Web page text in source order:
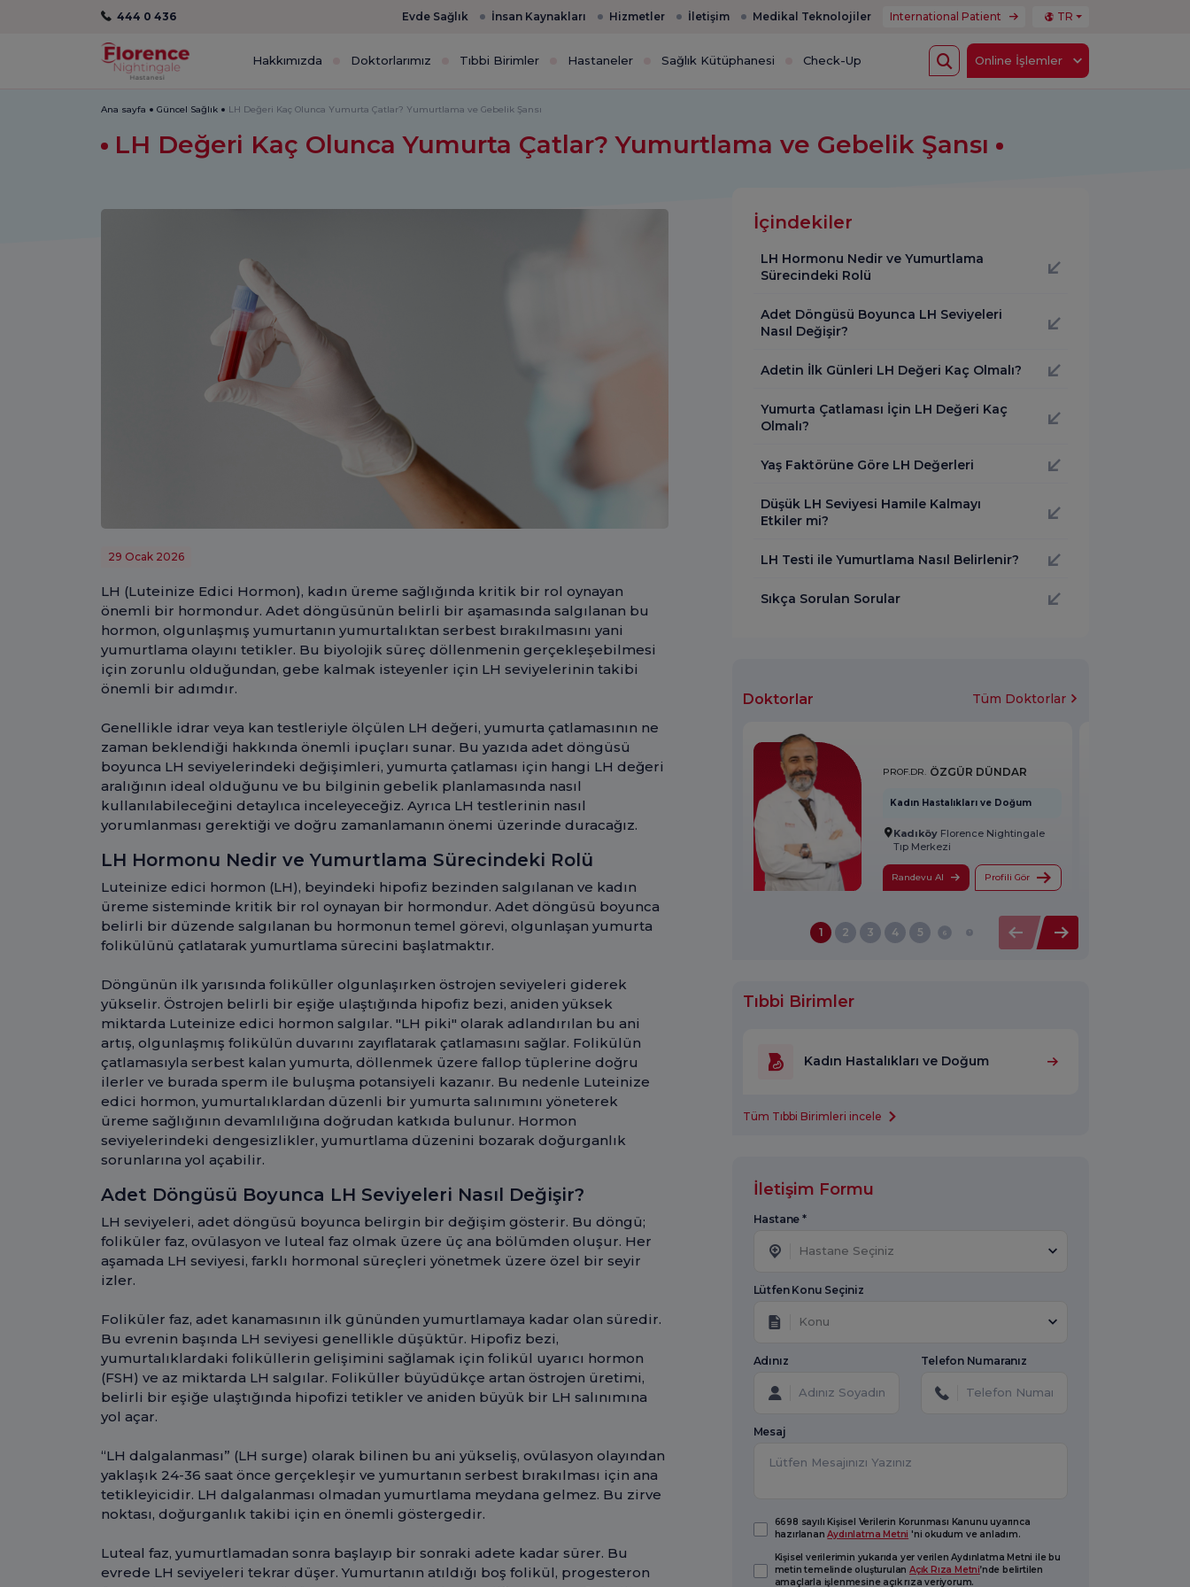
444 0 436 Evde Sağlık İnsan Kaynakları Hizmetler İletişim Medikal Teknolojiler International Patient TR
Hakkımızda Doktorlarımız Tıbbi Birimler Hastaneler Sağlık Kütüphanesi Check-Up Online İşlemler
Ana sayfa Güncel Sağlık LH Değeri Kaç Olunca Yumurta Çatlar? Yumurtlama ve Gebelik Şansı
LH Değeri Kaç Olunca Yumurta Çatlar? Yumurtlama ve Gebelik Şansı
29 Ocak 2026
LH (Luteinize Edici Hormon), kadın üreme sağlığında kritik bir rol oynayan
önemli bir hormondur. Adet döngüsünün belirli bir aşamasında salgılanan bu
hormon, olgunlaşmış yumurtanın yumurtalıktan serbest bırakılmasını yani
yumurtlama olayını tetikler. Bu biyolojik süreç döllenmenin gerçekleşebilmesi
için zorunlu olduğundan, gebe kalmak isteyenler için LH seviyelerinin takibi
önemli bir adımdır.
Genellikle idrar veya kan testleriyle ölçülen LH değeri, yumurta çatlamasının ne
zaman beklendiği hakkında önemli ipuçları sunar. Bu yazıda adet döngüsü
boyunca LH seviyelerindeki değişimleri, yumurta çatlaması için hangi LH değeri
aralığının ideal olduğunu ve bu bilginin gebelik planlamasında nasıl
kullanılabileceğini detaylıca inceleyeceğiz. Ayrıca LH testlerinin nasıl
yorumlanması gerektiği ve doğru zamanlamanın önemi üzerinde duracağız.
LH Hormonu Nedir ve Yumurtlama Sürecindeki Rolü
Luteinize edici hormon (LH), beyindeki hipofiz bezinden salgılanan ve kadın
üreme sisteminde kritik bir rol oynayan bir hormondur. Adet döngüsü boyunca
belirli bir düzende salgılanan bu hormonun temel görevi, olgunlaşan yumurta
folikülünü çatlatarak yumurtlama sürecini başlatmaktır.
Döngünün ilk yarısında foliküller olgunlaşırken östrojen seviyeleri giderek
yükselir. Östrojen belirli bir eşiğe ulaştığında hipofiz bezi, aniden yüksek
miktarda Luteinize edici hormon salgılar. "LH piki" olarak adlandırılan bu ani
artış, olgunlaşmış folikülün duvarını zayıflatarak çatlamasını sağlar. Folikülün
çatlamasıyla serbest kalan yumurta, döllenmek üzere fallop tüplerine doğru
ilerler ve burada sperm ile buluşma potansiyeli kazanır. Bu nedenle Luteinize
edici hormon, yumurtalıklardan düzenli bir yumurta salınımını yöneterek
üreme sağlığının devamlılığına doğrudan katkıda bulunur. Hormon
seviyelerindeki dengesizlikler, yumurtlama düzenini bozarak doğurganlık
sorunlarına yol açabilir.
Adet Döngüsü Boyunca LH Seviyeleri Nasıl Değişir?
LH seviyeleri, adet döngüsü boyunca belirgin bir değişim gösterir. Bu döngü;
foliküler faz, ovülasyon ve luteal faz olmak üzere üç ana bölümden oluşur. Her
aşamada LH seviyesi, farklı hormonal süreçleri yönetmek üzere özel bir seyir
izler.
Foliküler faz, adet kanamasının ilk gününden yumurtlamaya kadar olan süredir.
Bu evrenin başında LH seviyesi genellikle düşüktür. Hipofiz bezi,
yumurtalıklardaki foliküllerin gelişimini sağlamak için folikül uyarıcı hormon
(FSH) ve az miktarda LH salgılar. Foliküller büyüdükçe artan östrojen üretimi,
belirli bir eşiğe ulaştığında hipofizi tetikler ve aniden büyük bir LH salınımına
yol açar.
“LH dalgalanması” (LH surge) olarak bilinen bu ani yükseliş, ovülasyon olayından
yaklaşık 24-36 saat önce gerçekleşir ve yumurtanın serbest bırakılması için ana
tetikleyicidir. LH dalgalanması olmadan yumurtlama meydana gelmez. Bu zirve
noktası, doğurganlık takibi için en önemli göstergedir.
Luteal faz, yumurtlamadan sonra başlayıp bir sonraki adete kadar sürer. Bu
evrede LH seviyeleri tekrar düşer. Yumurtanın atıldığı boş folikül, progesteron
İçindekiler
LH Hormonu Nedir ve Yumurtlama
Sürecindeki Rolü
Adet Döngüsü Boyunca LH Seviyeleri
Nasıl Değişir?
Adetin İlk Günleri LH Değeri Kaç Olmalı?
Yumurta Çatlaması İçin LH Değeri Kaç
Olmalı?
Yaş Faktörüne Göre LH Değerleri
Düşük LH Seviyesi Hamile Kalmayı
Etkiler mi?
LH Testi ile Yumurtlama Nasıl Belirlenir?
Sıkça Sorulan Sorular
Doktorlar Tüm Doktorlar
PROF.DR. ÖZGÜR DÜNDAR
Kadın Hastalıkları ve Doğum
KadıköyFlorence Nightingale
Tıp Merkezi
Randevu Al Profili Gör
1 2 3 4 5 6 9 11
Tıbbi Birimler
Kadın Hastalıkları ve Doğum
Tüm Tıbbi Birimleri incele
İletişim Formu
Hastane *
Hastane Seçiniz
Lütfen Konu Seçiniz
Konu
Adınız Telefon Numaranız
Mesaj
6698 sayılı Kişisel Verilerin Korunması Kanunu uyarınca
hazırlananAydınlatma Metni 'ni okudum ve anladım.
Kişisel verilerimin yukarıda yer verilen Aydınlatma Metni ile bu
metin temelinde oluşturulan Açık Rıza Metni’nde belirtilen
amaçlarla işlenmesine açık rıza veriyorum.